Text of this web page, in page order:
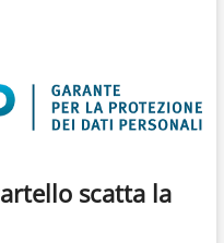
scatta la